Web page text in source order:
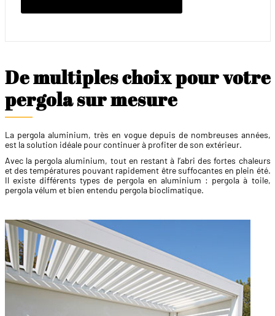
De multiples choix pour votre
pergola sur mesure
La pergola aluminium, très en vogue depuis de nombreuses années,
est la solution idéale pour continuer à profiter de son extérieur.
Avec la pergola aluminium, tout en restant à l’abri des fortes chaleurs
et des températures pouvant rapidement être suffocantes en plein été.
Il existe différents types de pergola en aluminium : pergola à toile,
pergola vélum et bien entendu pergola bioclimatique.